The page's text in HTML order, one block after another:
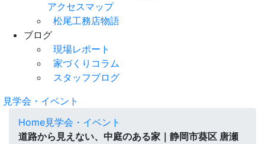
アクセスマップ
松尾工務店物語
ブログ
現場レポート
家づくりコラム
スタッフブログ
見学会・イベント
Home見学会・イベント
道路から見えない、中庭のある家｜静岡市葵区 唐瀬